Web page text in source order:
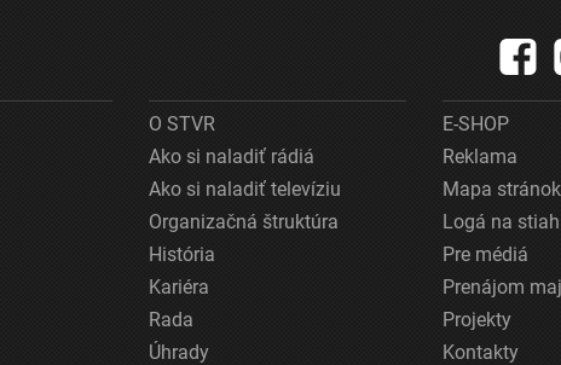
O STVR
Ako si naladiť rádiá
Ako si naladiť televíziu
Organizačná štruktúra
História
Kariéra
Rada
Úhrady
E-SHOP
Reklama
Mapa stránok
Logá na
Pre médiá
Prenájom
Projekty
Kontakty